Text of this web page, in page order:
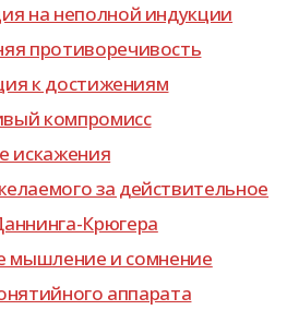
на непол­ной индукции
про­ти­во­ре­чи­вость
к достижениям
ком­про­мисс
иска­же­ния
за действительное
​Крюгера
мыш­ле­ние и сомнение
аппарата